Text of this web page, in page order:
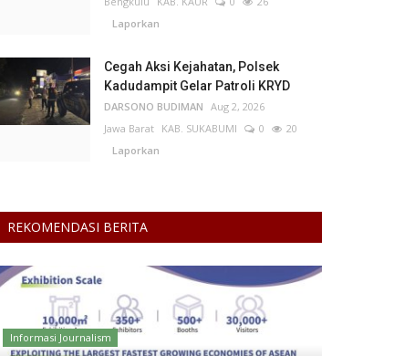
Laporkan
Cegah Aksi Kejahatan, Polsek
Kadudampit Gelar Patroli KRYD
DARSONO BUDIMAN Aug 2, 2026
Jawa Barat KAB. SUKABUMI 0
20
Laporkan
REKOMENDASI BERITA
Informasi Journalism